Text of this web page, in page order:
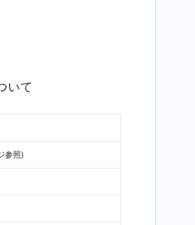
いて
参照)